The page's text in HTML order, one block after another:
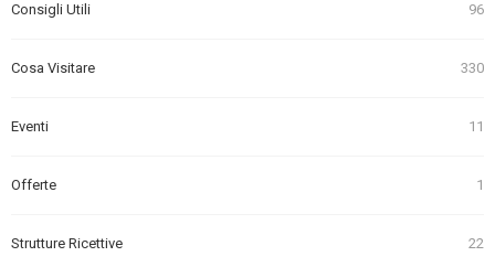
Consigli Utili 96
Cosa Visitare 330
Eventi 11
Offerte 1
Strutture Ricettive 22